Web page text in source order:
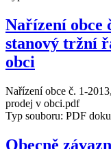
Nařízení obce
stanový tržní
obci
Nařízení obce č. 1-
prodej v obci.pdf
Typ souboru: PDF
Obecně